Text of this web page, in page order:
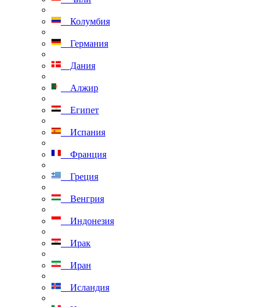
Колумбия
Германия
Дания
Алжир
Египет
Испания
Франция
Греция
Венгрия
Индонезия
Ирак
Иран
Исландия